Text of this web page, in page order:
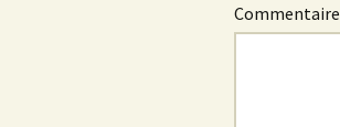
Commentaire